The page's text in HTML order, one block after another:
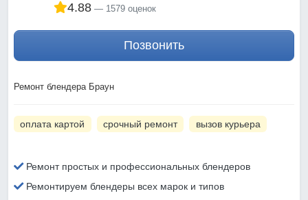
4.88 1579 оценок
Позвонить
Ремонт блендера Браун
оплата картой срочный ремонт вызов курьера
Ремонт простых и профессиональных блендеров
Ремонтируем блендеры всех марок и типов